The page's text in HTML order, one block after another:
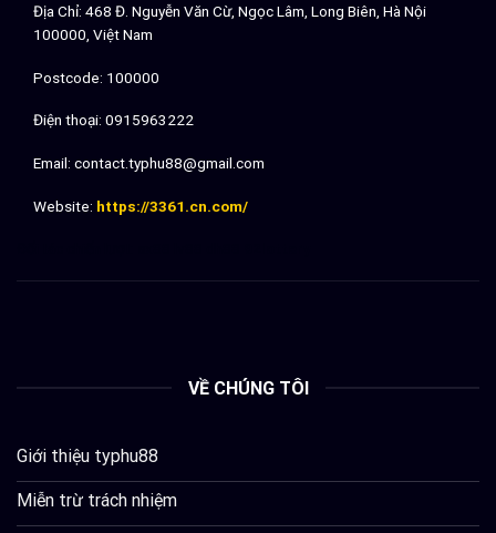
Địa Chỉ: 468 Đ. Nguyễn Văn Cừ, Ngọc Lâm, Long Biên, Hà Nội
100000, Việt Nam
Postcode: 100000
Điện thoại: 0915963222
Email: contact.typhu88@gmail.com
Website: https://3361.cn.com/
VỀ CHÚNG TÔI
Giới thiệu typhu88
Miễn trừ trách nhiệm